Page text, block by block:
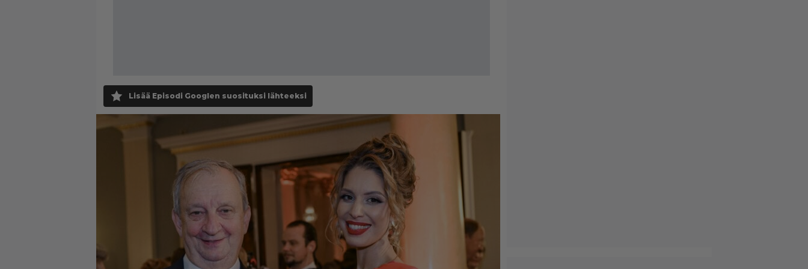
Lisää Episodi Googlen suosituksi lähteeksi